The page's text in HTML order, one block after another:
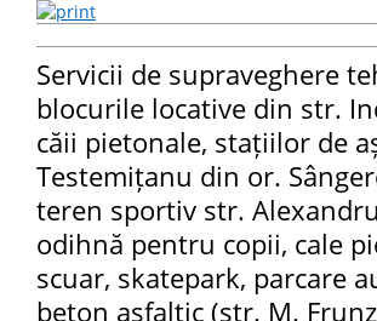
Servicii de supraveghere
blocurile locative din str.
căii pietonale, stațiilor de
Testemițanu din or.
teren sportiv str.
odihnă pentru copii, cale
scuar, skatepark, parcare
beton asfaltic (str. M.